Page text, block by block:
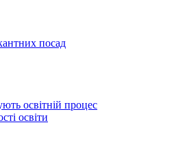
посад
освітній процес
освіти